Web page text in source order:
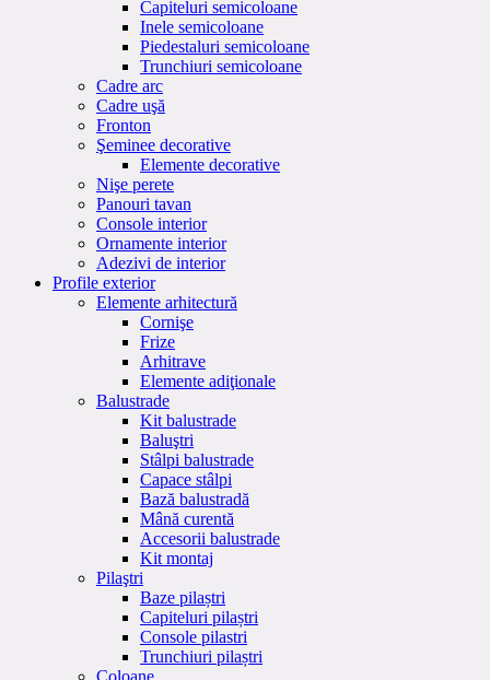
Capiteluri semicoloane
Inele semicoloane
Piedestaluri semicoloane
Trunchiuri semicoloane
Cadre arc
Cadre uşă
Fronton
Şeminee decorative
Elemente decorative
Nişe perete
Panouri tavan
Console interior
Ornamente interior
Adezivi de interior
Profile exterior
Elemente arhitectură
Cornişe
Frize
Arhitrave
Elemente adiţionale
Balustrade
Kit balustrade
Baluştri
Stâlpi balustrade
Capace stâlpi
Bază balustradă
Mână curentă
Accesorii balustrade
Kit montaj
Pilaştri
Baze pilaștri
Capiteluri pilaștri
Console pilastri
Trunchiuri pilaștri
Coloane